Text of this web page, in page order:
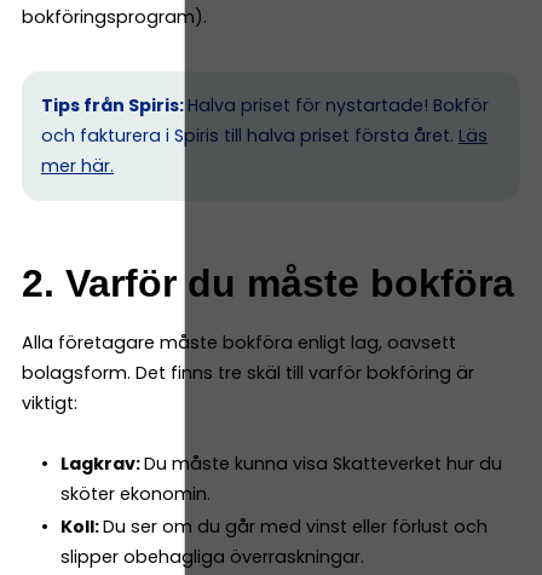
bokföringsprogram).
Tips från Spiris: Halva priset för nystartade! Bokför
och fakturera i Spiris till halva priset första året. Läs
mer här.
2. Varför du måste bokföra
Alla företagare måste bokföra enligt lag, oavsett
bolagsform. Det finns tre skäl till varför bokföring är
viktigt:
Lagkrav:Du måste kunna visa Skatteverket hur du
sköter ekonomin.
Koll:Du ser om du går med vinst eller förlust och
slipper obehagliga överraskningar.